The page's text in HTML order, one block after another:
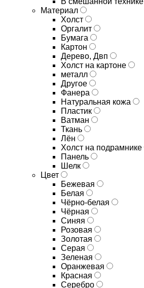
Материал
Холст
Оргалит
Бумага
Картон
Дерево, Двп
Холст на картоне
металл
Другое
Фанера
Натуральная кожа
Пластик
Ватман
Ткань
Лён
Холст на подрамнике
Панель
Шелк
Цвет
Бежевая
Белая
Чёрно-белая
Чёрная
Синяя
Розовая
Золотая
Серая
Зеленая
Оранжевая
Красная
Серебро